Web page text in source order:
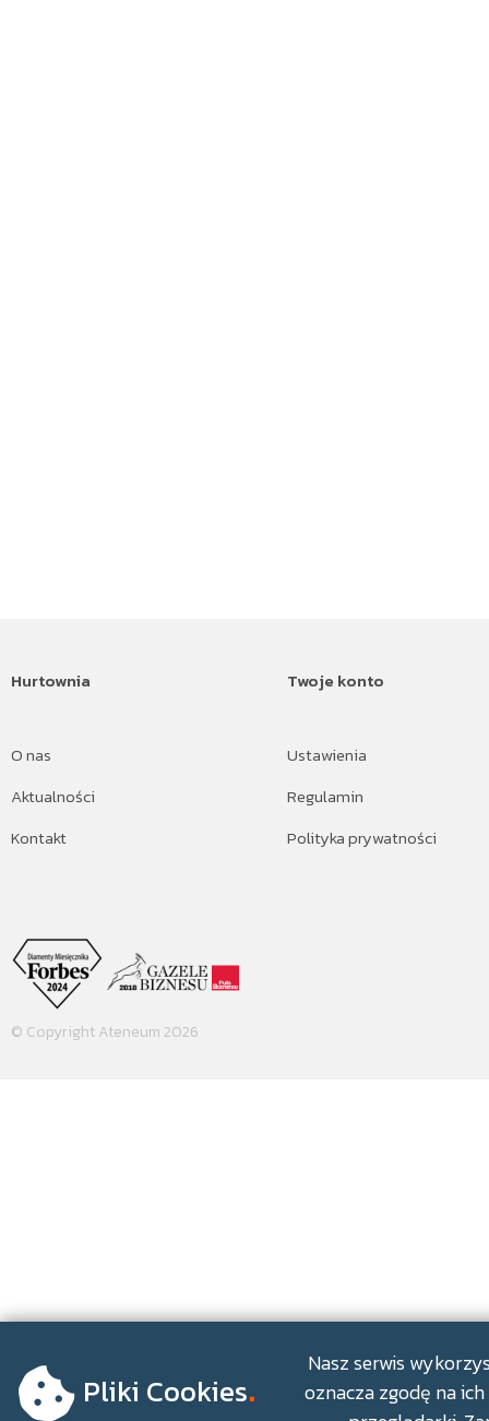
Hurtownia
O nas
Aktualności
Kontakt
Twoje konto
Ustawienia
Regulamin
Polityka prywatności
© Copyright Ateneum 2026
Pliki Cookies.
Nasz serwis
oznacza zgodę na